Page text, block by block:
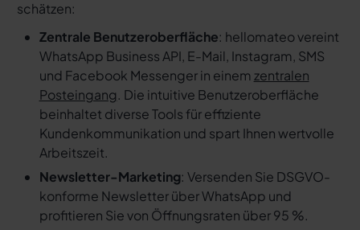
schätzen:
Zentrale Benutzeroberfläche: hellomateo vereint
WhatsApp Business API, E-Mail, Instagram, SMS
und Facebook Messenger in einem zentralen
Posteingang. Die intuitive Benutzeroberfläche
beinhaltet diverse Tools für effiziente
Kundenkommunikation und spart Ihnen wertvolle
Arbeitszeit.
Newsletter-Marketing: Versenden Sie DSGVO-
konforme Newsletter über WhatsApp und
profitieren Sie von Öffnungsraten über 95 %.